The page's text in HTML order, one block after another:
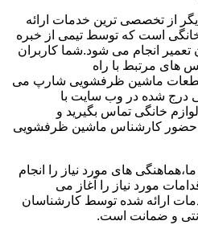
از تخصصی ترین خدمات ارائه
خانگی است که توسط تیمی از خبره
انجام می شود.شما کاربران
های مرتبط با راه
قطعات ماشین ظرفشویی شارپ می
درج شده در وب سایت با
خانگی تماس بگیرید و
حضور کارشناس ماشین ظرفشویی
های مورد نیاز را انجام
مورد نیاز را آغاز می
ارائه شده توسط کارشناسان
و ضمانت است.